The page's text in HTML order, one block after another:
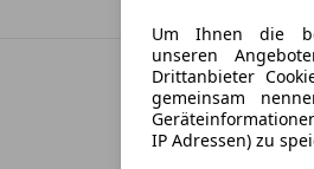
Um Ihnen die
unseren
Drittanbieter
gemeinsam
IP Adressen) zu